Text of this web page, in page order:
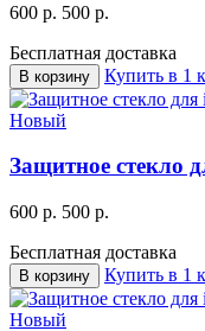
600 р. 500 р.
Бесплатная доставка
В корзину Купить в 1
Новый
Защитное стекло
600 р. 500 р.
Бесплатная доставка
В корзину Купить в 1
Новый